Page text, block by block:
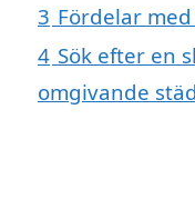
3 Fördelar
4 Sök efter en
omgivande